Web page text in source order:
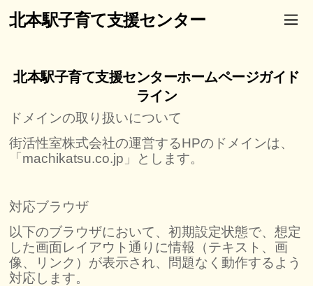
北本駅子育て支援センター
北本駅子育て支援センターホームページガイド
ライン
ドメインの取り扱いについて
街活性室株式会社の運営するHPのドメインは、
「machikatsu.co.jp」とします。
対応ブラウザ
以下のブラウザにおいて、初期設定状態で、想定
した画面レイアウト通りに情報（テキスト、画
像、リンク）が表示され、問題なく動作するよう
対応します。